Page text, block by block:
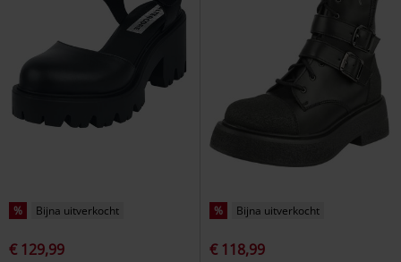
% Bijna uitverkocht
€ 129,99
% Bijna uitverkocht
€ 118,99